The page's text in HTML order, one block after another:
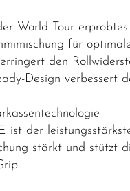
World Tour
für
den
Design verbessert
ist der
stärkt und stützt